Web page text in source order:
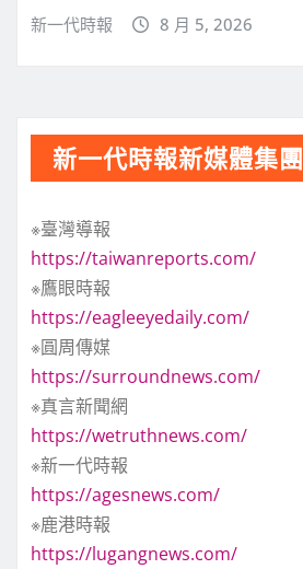
新一代時報 8 月 5, 2026
新一代時報新媒體集團
※臺灣導報
https://taiwanreports.com/
※鷹眼時報
https://eagleeyedaily.com/
※圓周傳媒
https://surroundnews.com/
※真言新聞網
https://wetruthnews.com/
※新一代時報
https://agesnews.com/
※鹿港時報
https://lugangnews.com/